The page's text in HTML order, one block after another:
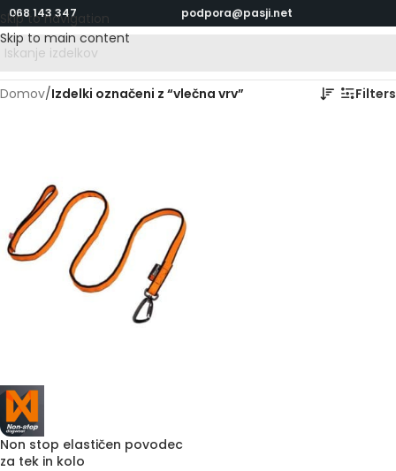
Skip to navigation
Skip to main content
068 143 347 podpora@pasji.net
Domov/Izdelki označeni z “vlečna vrv” Filters
Non stop elastičen povodec
za tek in kolo